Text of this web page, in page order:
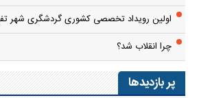
اولین رویداد تخصصی کشوری گردشگری شهر
چرا انقلاب شد؟
پر بازدیدها